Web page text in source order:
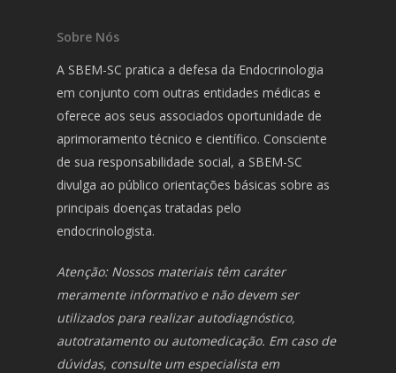
Sobre Nós
A SBEM-SC pratica a defesa da Endocrinologia
em conjunto com outras entidades médicas e
oferece aos seus associados oportunidade de
aprimoramento técnico e científico. Consciente
de sua responsabilidade social, a SBEM-SC
divulga ao público orientações básicas sobre as
principais doenças tratadas pelo
endocrinologista.
Atenção: Nossos materiais têm caráter
meramente informativo e não devem ser
utilizados para realizar autodiagnóstico,
autotratamento ou automedicação. Em caso de
dúvidas, consulte um especialista em